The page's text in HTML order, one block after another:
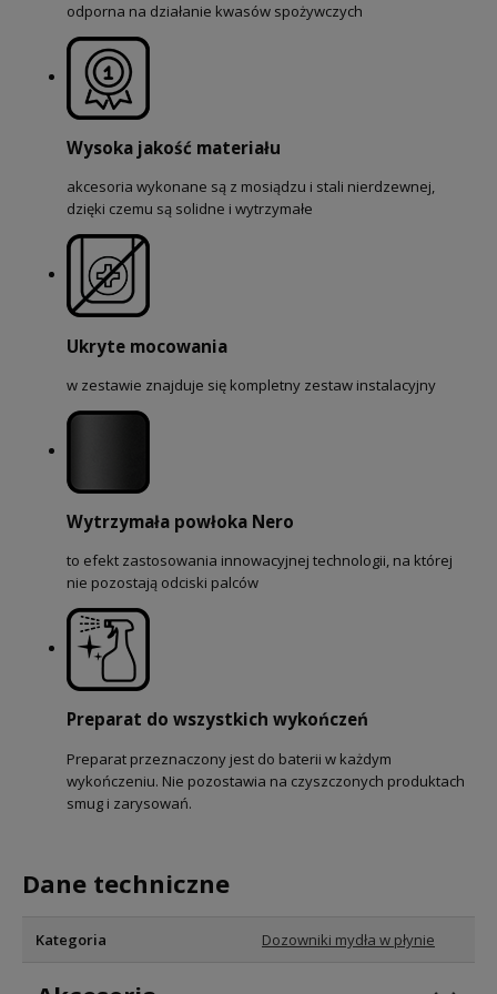
odporna na działanie kwasów spożywczych
Wysoka jakość materiału
akcesoria wykonane są z mosiądzu i stali nierdzewnej,
dzięki czemu są solidne i wytrzymałe
Ukryte mocowania
w zestawie znajduje się kompletny zestaw instalacyjny
Wytrzymała powłoka Nero
to efekt zastosowania innowacyjnej technologii, na której
nie pozostają odciski palców
Preparat do wszystkich wykończeń
Preparat przeznaczony jest do baterii w każdym
wykończeniu. Nie pozostawia na czyszczonych produktach
smug i zarysowań.
Dane techniczne
Kategoria Dozowniki mydła w płynie